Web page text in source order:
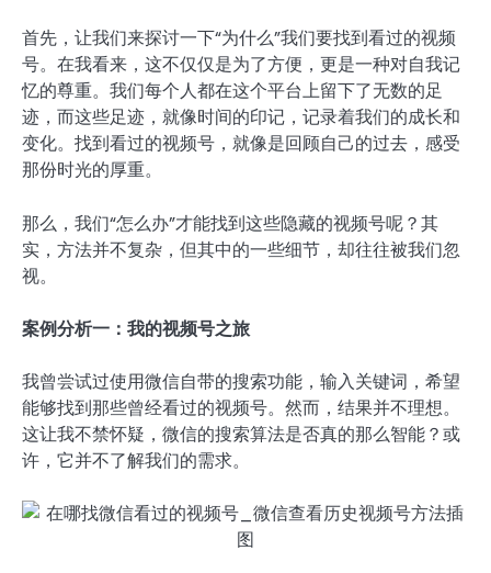
首先，让我们来探讨一下“为什么”我们要找到看过的视频
号。在我看来，这不仅仅是为了方便，更是一种对自我记
忆的尊重。我们每个人都在这个平台上留下了无数的足
迹，而这些足迹，就像时间的印记，记录着我们的成长和
变化。找到看过的视频号，就像是回顾自己的过去，感受
那份时光的厚重。
那么，我们“怎么办”才能找到这些隐藏的视频号呢？其
实，方法并不复杂，但其中的一些细节，却往往被我们忽
视。
案例分析一：我的视频号之旅
我曾尝试过使用微信自带的搜索功能，输入关键词，希望
能够找到那些曾经看过的视频号。然而，结果并不理想。
这让我不禁怀疑，微信的搜索算法是否真的那么智能？或
许，它并不了解我们的需求。